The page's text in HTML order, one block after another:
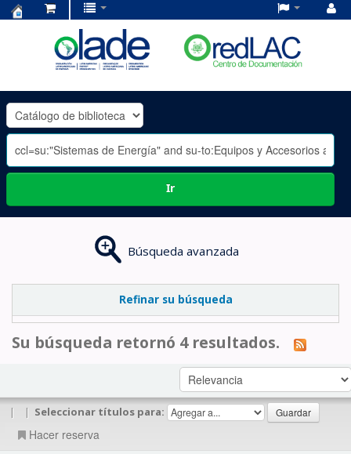
OLADE
-
Ir
Búsqueda avanzada
Refinar su búsqueda
Su búsqueda retornó 4 resultados.
| | Seleccionar títulos para:
Hacer reserva